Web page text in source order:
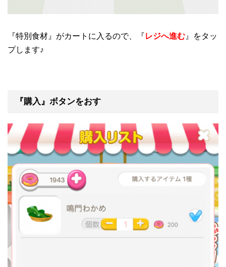
『特別食材』がカートに入るので、『レジへ進む 』をタッ
プします♪
『購入』ボタンをおす